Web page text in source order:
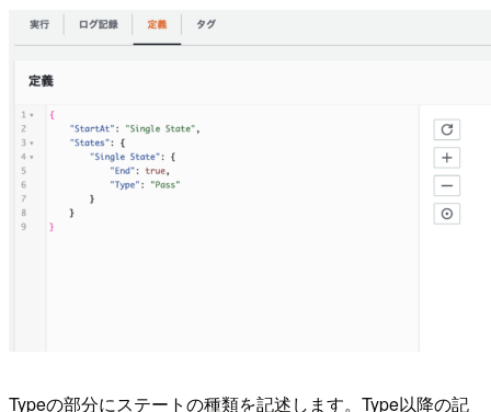
Typeの部分にステートの種類を記述します。Type以降の記